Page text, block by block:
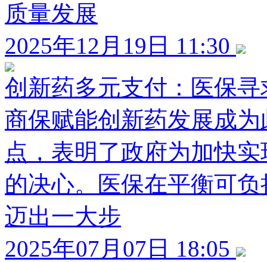
质量发展
2025年12月19日 11:30
创新药多元支付：医保
商保赋能创新药发展成
点，表明了政府为加快
的决心。医保在平衡可
迈出一大步
2025年07月07日 18:05